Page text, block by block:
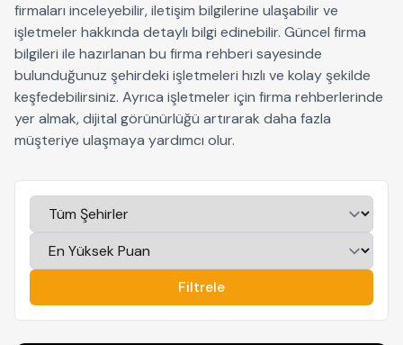
firmaları inceleyebilir, iletişim bilgilerine ulaşabilir ve
işletmeler hakkında detaylı bilgi edinebilir. Güncel firma
bilgileri ile hazırlanan bu firma rehberi sayesinde
bulunduğunuz şehirdeki işletmeleri hızlı ve kolay şekilde
keşfedebilirsiniz. Ayrıca işletmeler için firma rehberlerinde
yer almak, dijital görünürlüğü artırarak daha fazla
müşteriye ulaşmaya yardımcı olur.
Filtrele